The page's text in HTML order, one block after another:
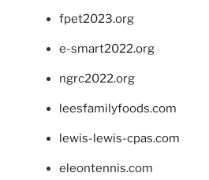
fpet2023.org
e-smart2022.org
ngrc2022.org
leesfamilyfoods.com
lewis-lewis-cpas.com
eleontennis.com